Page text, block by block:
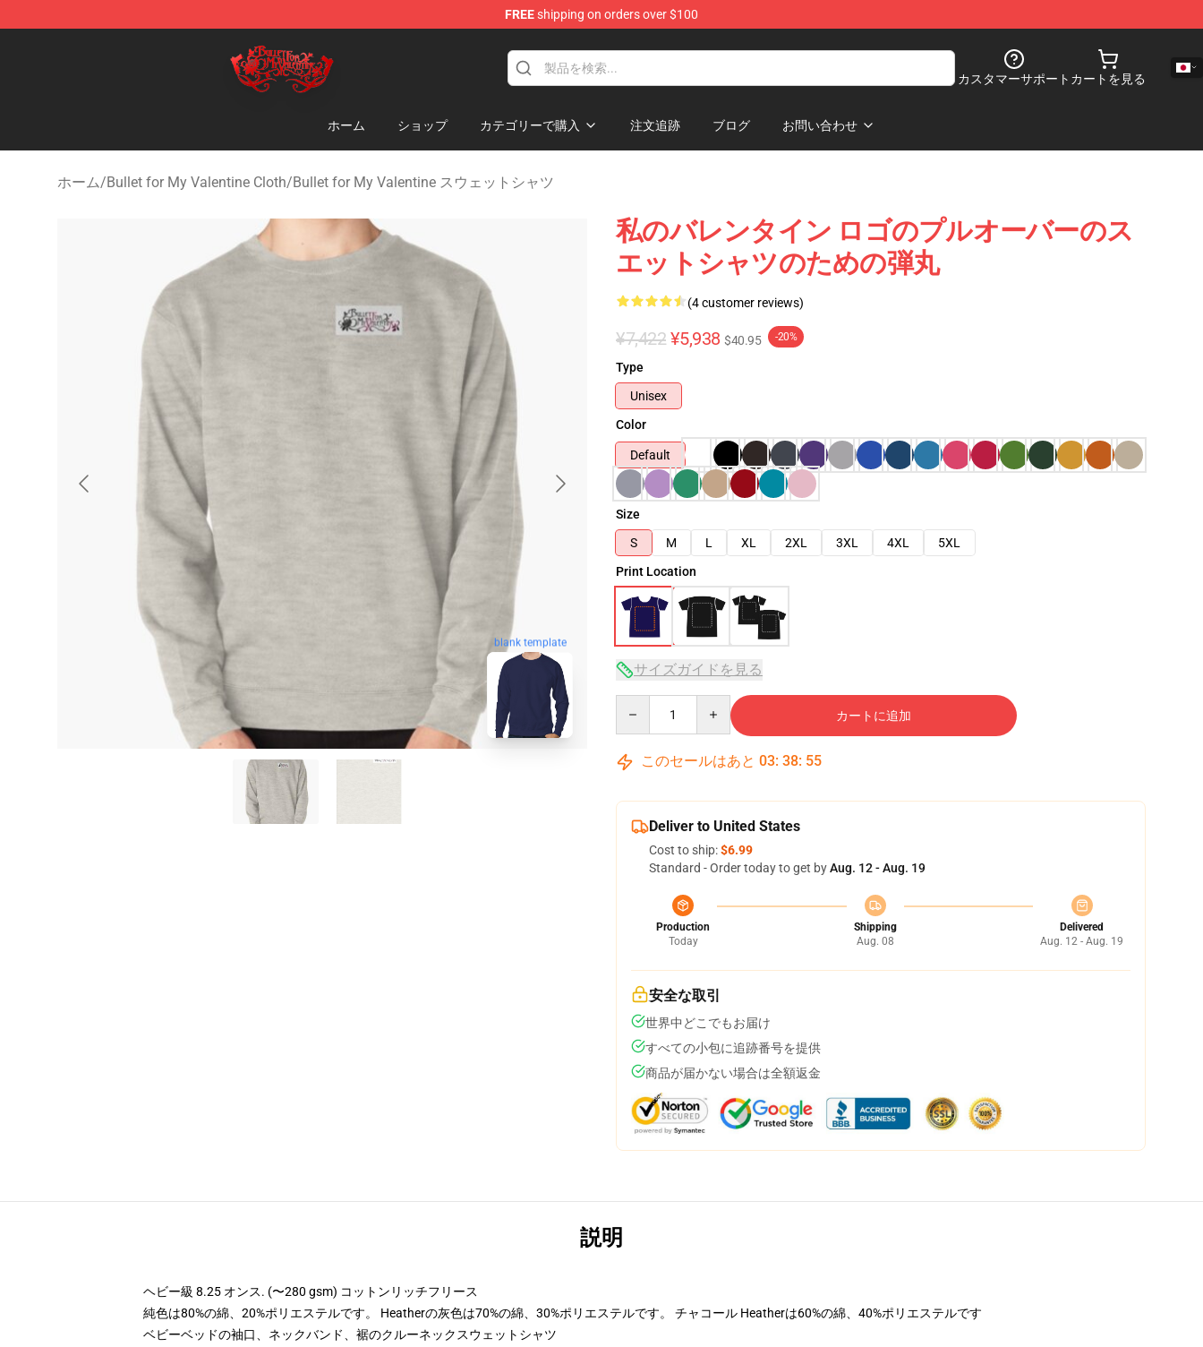
FREEshipping on orders over $100
Bullet for My Valentine Store - Official Bullet for My Valentine Merchandise Shop
カスタマーサポート カートを見る
ホーム ショップ カテゴリーで購入 注文追跡 ブログ お問い合わせ
ホーム/Bullet for My Valentine Cloth/Bullet for My Valentine スウェットシャツ
blank template
私のバレンタイン ロゴのプルオーバーのス
エットシャツのための弾丸
(4 customer reviews)
¥7,422 ¥5,938 $40.95 -20%
Type
Unisex
Color
Default
Size
S
M L XL 2XL 3XL 4XL
5XL
Print Location
サイズガイドを見る
カートに追加
このセールはあと 03: 38: 54
Deliver to United States
Cost to ship:$6.99
Standard - Order today to get byAug. 12 - Aug. 19
Production
Today
Shipping
Aug. 08
Delivered
Aug. 12 - Aug. 19
安全な取引
世界中どこでもお届け
すべての小包に追跡番号を提供
商品が届かない場合は全額返金
説明
ヘビー級 8.25 オンス. (〜280 gsm) コットンリッチフリース
純色は80%の綿、20%ポリエステルです。 Heatherの灰色は70%の綿、30%ポリエステルです。 チャコール Heatherは60%の綿、40%ポリエステルです
ベビーベッドの袖口、ネックバンド、裾のクルーネックスウェットシャツ